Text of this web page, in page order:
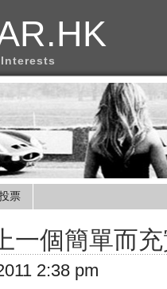
票
一個簡單而
2:38 pm